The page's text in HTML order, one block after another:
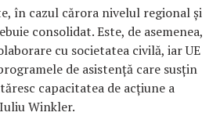
în cazul cărora nivelul regional și
consolidat. Este, de asemenea,
cu societatea civilă, iar UE
de asistență care susțin
capacitatea de acțiune a
Winkler.